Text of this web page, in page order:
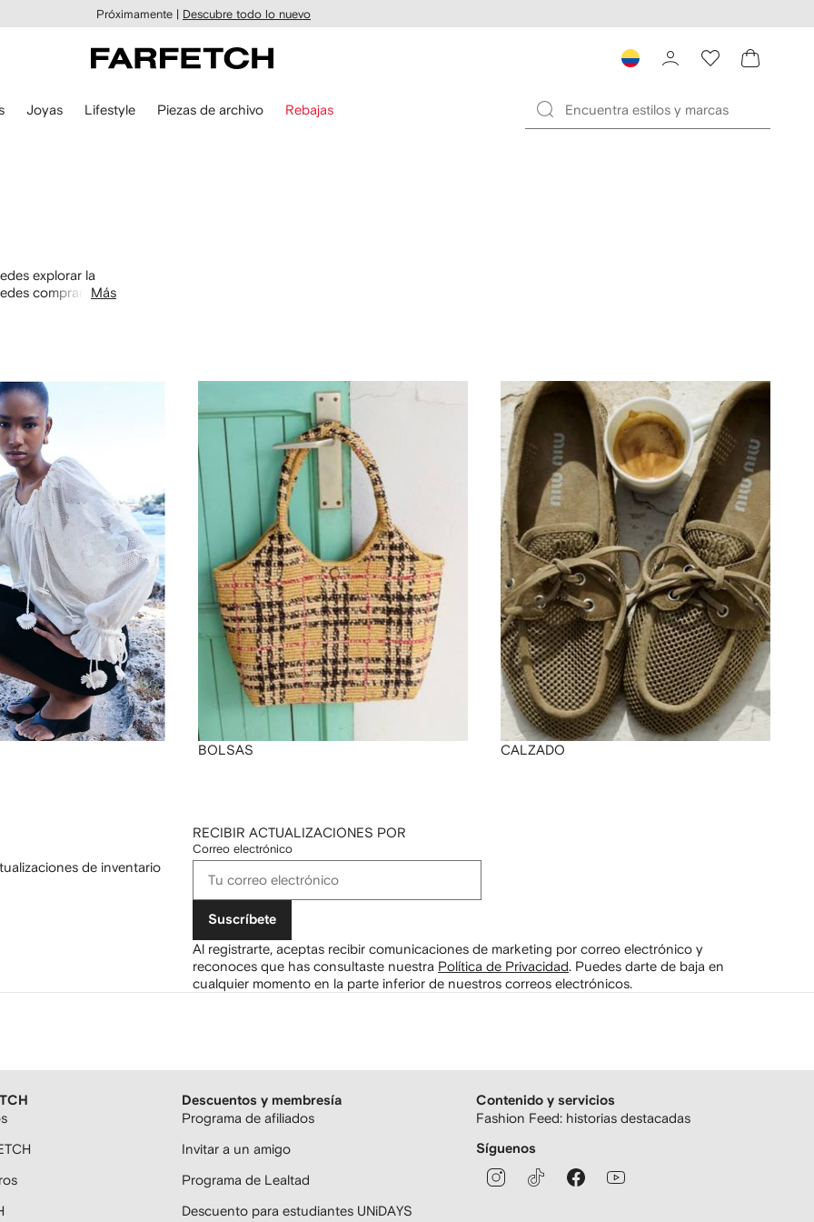
Próximamente | Descubre todo lo nuevo
Joyas Lifestyle Piezas de archivo Rebajas
explorar la
comprar por
Más
BOLSAS CALZADO
de inventario
RECIBIR ACTUALIZACIONES POR
Correo electrónico
Suscríbete
Al registrarte, aceptas recibir comunicaciones de marketing por correo electrónico y
reconoces que has consultaste nuestra Política de Privacidad Puedes darte de baja en
cualquier momento en la parte inferior de nuestros correos electrónicos.
Descuentos y membresía
Programa de afiliados
Invitar a un amigo
Programa de Lealtad
Descuento para estudiantes UNiDAYS
Contenido y servicios
Fashion Feed: historias destacadas
Síguenos